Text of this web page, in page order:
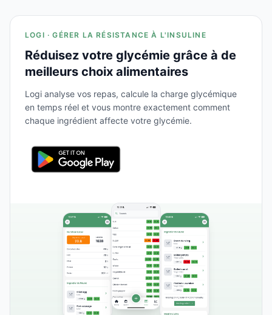
LOGI · GÉRER LA RÉSISTANCE À L'INSULINE
Réduisez votre glycémie grâce à de
meilleurs choix alimentaires
Logi analyse vos repas, calcule la charge glycémique
en temps réel et vous montre exactement comment
chaque ingrédient affecte votre glycémie.